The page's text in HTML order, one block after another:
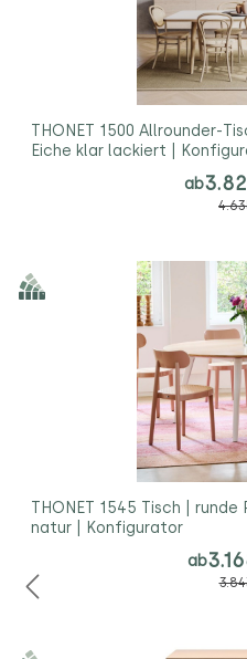
THONET 1500 Allrounder-
Eiche klar lackiert |
ab
THONET 1545 Tisch |
natur | Konfigurator
ab